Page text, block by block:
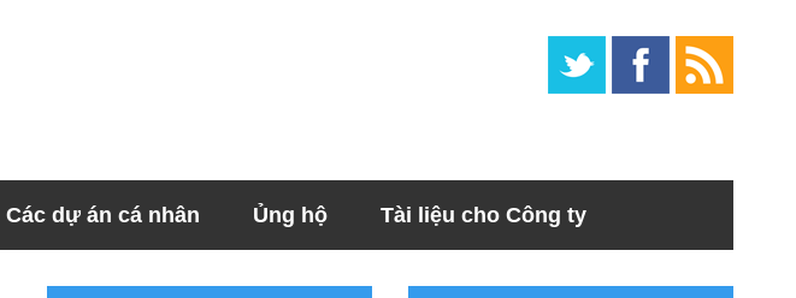
Các dự án cá nhân Ủng hộ Tài liệu cho Công ty